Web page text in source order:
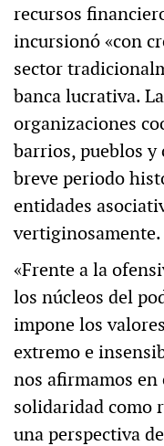
recursos
incursionó «con
sector
banca lucrativa.
organizaciones
barrios, pueblos y
breve periodo
entidades
vertiginosamente.
«Frente a la
los núcleos del
impone los
extremo e
nos afirmamos
solidaridad como
una perspectiva